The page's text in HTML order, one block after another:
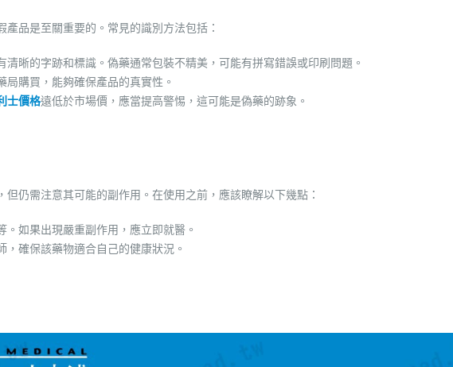
品是至關重要的。常見的識別方法包括：
清晰的字跡和標識。偽藥通常包裝不精美，可能有拼寫錯誤或印刷問題。
購買，能夠確保產品的真實性。
士價格遠低於市場價，應當提高警惕，這可能是偽藥的跡象。
仍需注意其可能的副作用。在使用之前，應該瞭解以下幾點：
如果出現嚴重副作用，應立即就醫。
確保該藥物適合自己的健康狀況。